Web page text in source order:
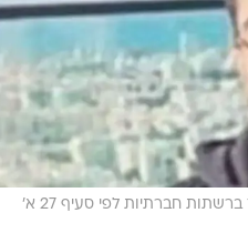
תיעוד ברשתות חברתיות לפי סעיף 27 א'